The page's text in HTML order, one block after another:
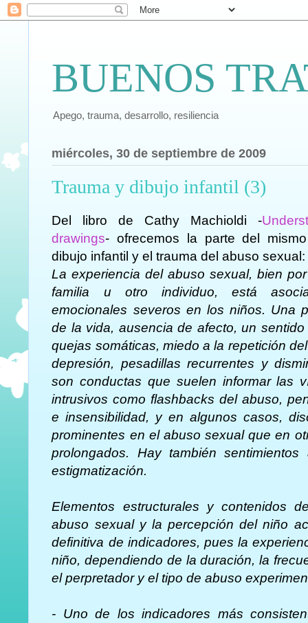
BUENOS
Apego, trauma, desarrollo, resiliencia
miércoles, 30 de septiembre de 2009
Trauma y dibujo infantil (3)
Del libro de Cathy Machioldi -
drawings- ofrecemos la parte del
dibujo infantil y el trauma del abuso sexual:
La experiencia del abuso sexual, bien
familia u otro individuo, está
emocionales severos en los niños. Una
de la vida, ausencia de afecto, un
quejas somáticas, miedo a la repetición
depresión, pesadillas recurrentes y
son conductas que suelen informar las
intrusivos como flashbacks del abuso,
e insensibilidad, y en algunos casos,
prominentes en el abuso sexual que en
prolongados. Hay también
estigmatización.
Elementos estructurales y contenidos
abuso sexual y la percepción del niño
definitiva de indicadores, pues la
niño, dependiendo de la duración, la
el perpretador y el tipo de abuso
- Uno de los indicadores más